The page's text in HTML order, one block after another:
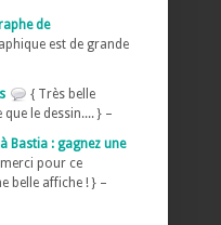
de
est de grande
{ Très belle
le dessin.... } –
à Bastia : gagnez une
pour ce
belle affiche ! } –